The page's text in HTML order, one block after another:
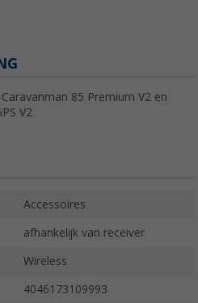
85 Premium V2 en
V2
Accessoires
afhankelijk van receiver
Wireless
4046173109993